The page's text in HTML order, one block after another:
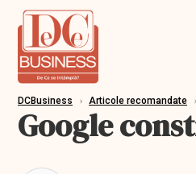
DCBusiness › Articole recomandate ›
Google